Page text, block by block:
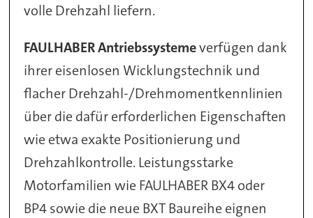
volle Drehzahl liefern.
FAULHABER Antriebssystemeverfügen dank
ihrer eisenlosen Wicklungstechnik und
flacher Drehzahl-/Drehmomentkennlinien
über die dafür erforderlichen Eigenschaften
wie etwa exakte Positionierung und
Drehzahlkontrolle. Leistungsstarke
Motorfamilien wie FAULHABER BX4 oder
BP4 sowie die neue BXT Baureihe eignen